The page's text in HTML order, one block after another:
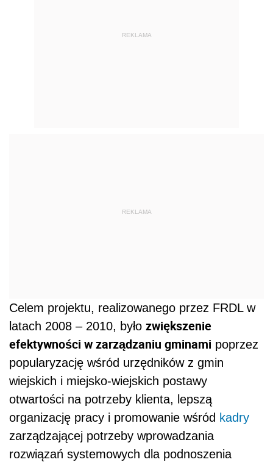
REKLAMA
REKLAMA
Celem projektu, realizowanego przez FRDL w
latach 2008 – 2010, było zwiększenie
efektywności w zarządzaniu gminami poprzez
popularyzację wśród urzędników z gmin
wiejskich i miejsko-wiejskich postawy
otwartości na potrzeby klienta, lepszą
organizację pracy i promowanie wśród kadry
zarządzającej potrzeby wprowadzania
rozwiązań systemowych dla podnoszenia